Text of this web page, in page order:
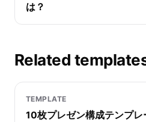
は？
Related
TEMPLATE
10枚プレゼン構成テンプレ